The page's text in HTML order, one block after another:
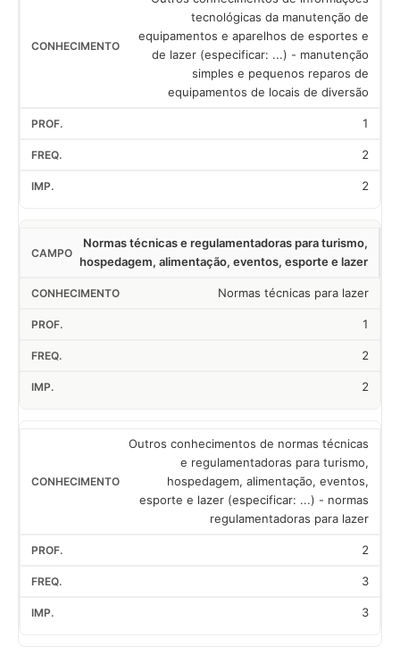
tecnológicas da manutenção de
equipamentos e aparelhos de esportes e
de lazer (especificar: ...) - manutenção
simples e pequenos reparos de
equipamentos de locais de diversão
1
2
2
Normas técnicas e regulamentadoras para turismo,
hospedagem, alimentação, eventos, esporte e lazer
Normas técnicas para lazer
1
2
2
Outros conhecimentos de normas técnicas
e regulamentadoras para turismo,
hospedagem, alimentação, eventos,
esporte e lazer (especificar: ...) - normas
regulamentadoras para lazer
2
3
3